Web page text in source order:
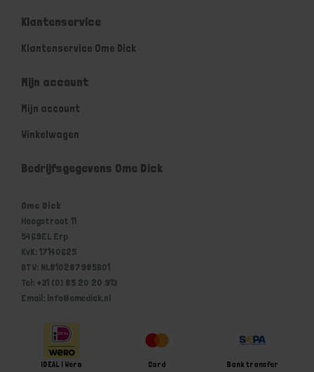
Klantenservice
Klantenservice Ome Dick
Mijn account
Mijn account
Winkelwagen
Bedrijfsgegevens Ome Dick
Ome Dick
Hoogstraat 11
5469EL Erp
KvK: 17140625
BTW: NL810287985B01
Tel: +31 (0) 85 20 20 913
Email: info@omedick.nl
iDEAL | Wero Card Bank transfer